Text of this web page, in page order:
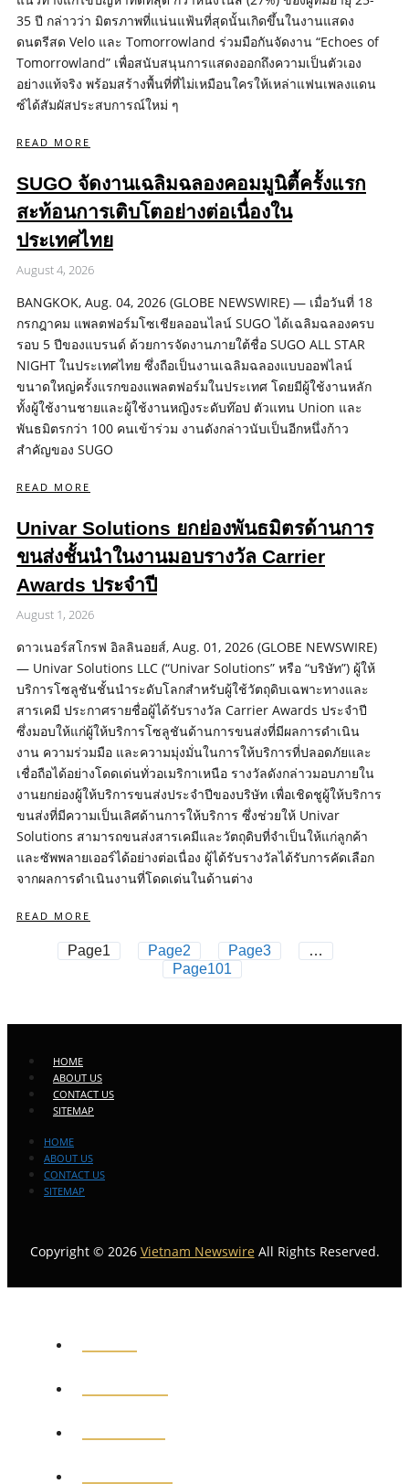
35 ปี กล่าวว่า มิตรภาพที่แน่นแฟ้นที่สุดนั้นเกิดขึ้นในงานแสดง
ดนตรีสด Velo และ Tomorrowland ร่วมมือกันจัดงาน “Echoes of
Tomorrowland” เพื่อสนับสนุนการแสดงออกถึงความเป็นตัวเอง
อย่างแท้จริง พร้อมสร้างพื้นที่ที่ไม่เหมือนใครให้เหล่าแฟนเพลงแดน
ซ์ได้สัมผัสประสบการณ์ใหม่ ๆ
READ MORE
SUGO จัดงานเฉลิมฉลองคอมมูนิตี้ครั้งแรก
สะท้อนการเติบโตอย่างต่อเนื่องใน
ประเทศไทย
August 4, 2026
BANGKOK, Aug. 04, 2026 (GLOBE NEWSWIRE) — เมื่อวันที่ 18
กรกฎาคม แพลตฟอร์มโซเชียลออนไลน์ SUGO ได้เฉลิมฉลองครบ
รอบ 5 ปีของแบรนด์ ด้วยการจัดงานภายใต้ชื่อ SUGO ALL STAR
NIGHT ในประเทศไทย ซึ่งถือเป็นงานเฉลิมฉลองแบบออฟไลน์
ขนาดใหญ่ครั้งแรกของแพลตฟอร์มในประเทศ โดยมีผู้ใช้งานหลัก
ทั้งผู้ใช้งานชายและผู้ใช้งานหญิงระดับท๊อป ตัวแทน Union และ
พันธมิตรกว่า 100 คนเข้าร่วม งานดังกล่าวนับเป็นอีกหนึ่งก้าว
สำคัญของ SUGO
READ MORE
Univar Solutions ยกย่องพันธมิตรด้านการ
ขนส่งชั้นนำในงานมอบรางวัล Carrier
Awards ประจำปี
August 1, 2026
ดาวเนอร์สโกรฟ อิลลินอยส์, Aug. 01, 2026 (GLOBE NEWSWIRE)
— Univar Solutions LLC (“Univar Solutions” หรือ “บริษัท”) ผู้ให้
บริการโซลูชันชั้นนำระดับโลกสำหรับผู้ใช้วัตถุดิบเฉพาะทางและ
สารเคมี ประกาศรายชื่อผู้ได้รับรางวัล Carrier Awards ประจำปี
ซึ่งมอบให้แก่ผู้ให้บริการโซลูชันด้านการขนส่งที่มีผลการดำเนิน
งาน ความร่วมมือ และความมุ่งมั่นในการให้บริการที่ปลอดภัยและ
เชื่อถือได้อย่างโดดเด่นทั่วอเมริกาเหนือ รางวัลดังกล่าวมอบภายใน
งานยกย่องผู้ให้บริการขนส่งประจำปีของบริษัท เพื่อเชิดชูผู้ให้บริการ
ขนส่งที่มีความเป็นเลิศด้านการให้บริการ ซึ่งช่วยให้ Univar
Solutions สามารถขนส่งสารเคมีและวัตถุดิบที่จำเป็นให้แก่ลูกค้า
และซัพพลายเออร์ได้อย่างต่อเนื่อง ผู้ได้รับรางวัลได้รับการคัดเลือก
จากผลการดำเนินงานที่โดดเด่นในด้านต่าง
READ MORE
Page1 Page2 Page3
…
Page101
HOME
ABOUT US
CONTACT US
SITEMAP
HOME
ABOUT US
CONTACT US
SITEMAP
Copyright © 2026 Vietnam NewswireAll Rights Reserved.